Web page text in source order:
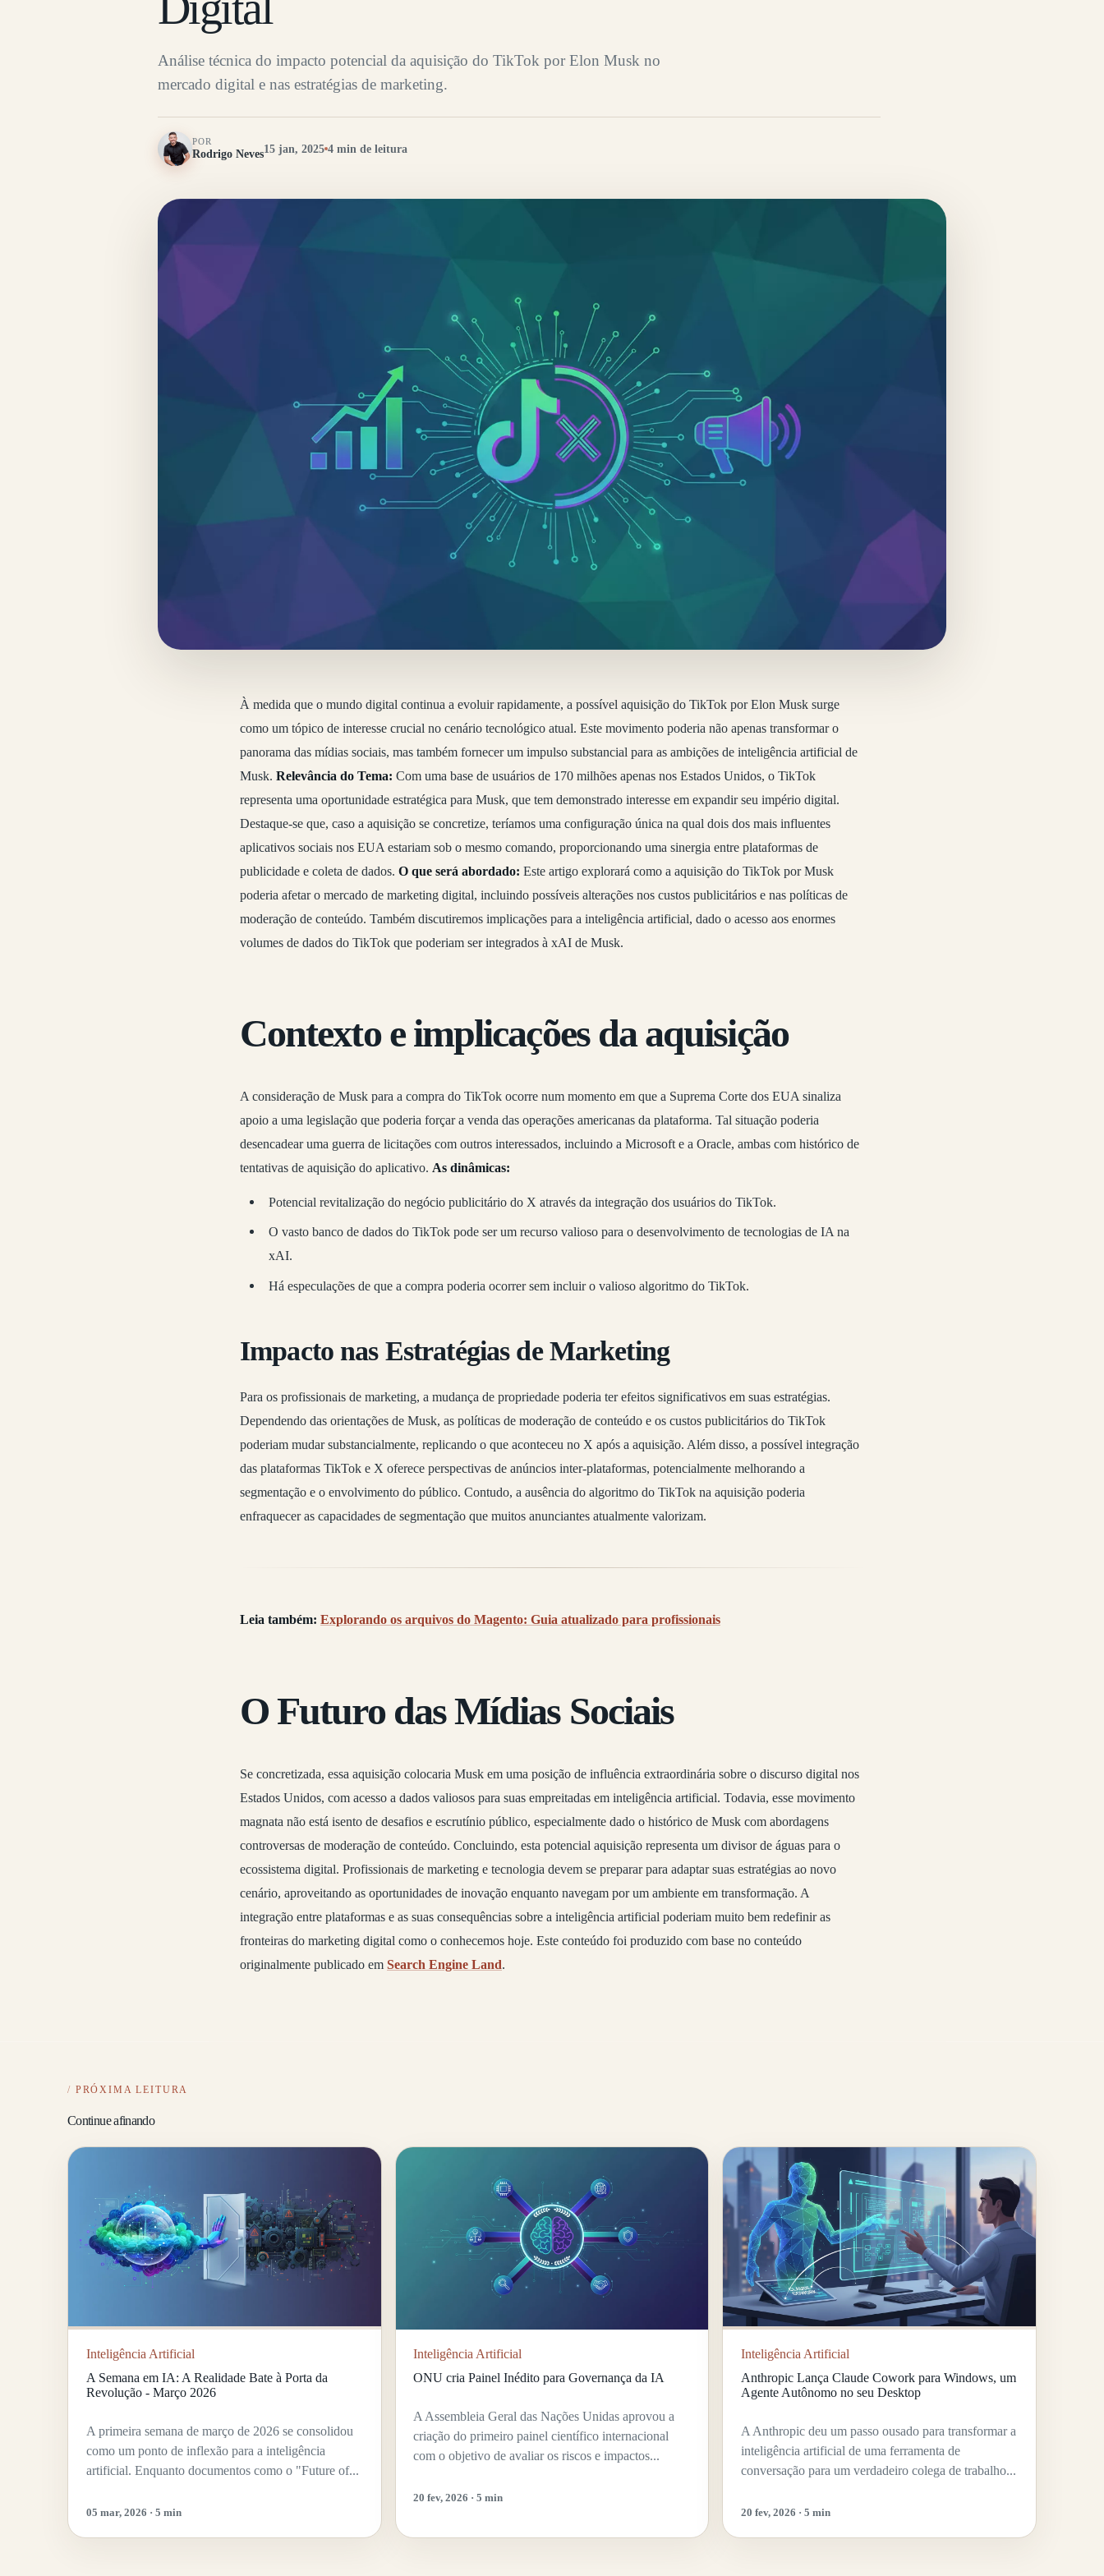
Análise técnica do impacto potencial da aquisição do TikTok por Elon Musk no
mercado digital e nas estratégias de marketing.
POR
Rodrigo Neves15 jan, 2025 4 min de leitura
À medida que o mundo digital continua a evoluir rapidamente, a possível aquisição do TikTok por Elon Musk surge
como um tópico de interesse crucial no cenário tecnológico atual. Este movimento poderia não apenas transformar o
panorama das mídias sociais, mas também fornecer um impulso substancial para as ambições de inteligência artificial de
Musk. Relevância do Tema: Com uma base de usuários de 170 milhões apenas nos Estados Unidos, o TikTok
representa uma oportunidade estratégica para Musk, que tem demonstrado interesse em expandir seu império digital.
Destaque-se que, caso a aquisição se concretize, teríamos uma configuração única na qual dois dos mais influentes
aplicativos sociais nos EUA estariam sob o mesmo comando, proporcionando uma sinergia entre plataformas de
publicidade e coleta de dados. O que será abordado: Este artigo explorará como a aquisição do TikTok por Musk
poderia afetar o mercado de marketing digital, incluindo possíveis alterações nos custos publicitários e nas políticas de
moderação de conteúdo. Também discutiremos implicações para a inteligência artificial, dado o acesso aos enormes
volumes de dados do TikTok que poderiam ser integrados à xAI de Musk.
Contexto e implicações da aquisição
A consideração de Musk para a compra do TikTok ocorre num momento em que a Suprema Corte dos EUA sinaliza
apoio a uma legislação que poderia forçar a venda das operações americanas da plataforma. Tal situação poderia
desencadear uma guerra de licitações com outros interessados, incluindo a Microsoft e a Oracle, ambas com histórico de
tentativas de aquisição do aplicativo. As dinâmicas:
Potencial revitalização do negócio publicitário do X através da integração dos usuários do TikTok.
O vasto banco de dados do TikTok pode ser um recurso valioso para o desenvolvimento de tecnologias de IA na
xAI.
Há especulações de que a compra poderia ocorrer sem incluir o valioso algoritmo do TikTok.
Impacto nas Estratégias de Marketing
Para os profissionais de marketing, a mudança de propriedade poderia ter efeitos significativos em suas estratégias.
Dependendo das orientações de Musk, as políticas de moderação de conteúdo e os custos publicitários do TikTok
poderiam mudar substancialmente, replicando o que aconteceu no X após a aquisição. Além disso, a possível integração
das plataformas TikTok e X oferece perspectivas de anúncios inter-plataformas, potencialmente melhorando a
segmentação e o envolvimento do público. Contudo, a ausência do algoritmo do TikTok na aquisição poderia
enfraquecer as capacidades de segmentação que muitos anunciantes atualmente valorizam.
Leia também: Explorando os arquivos do Magento: Guia atualizado para profissionais
O Futuro das Mídias Sociais
Se concretizada, essa aquisição colocaria Musk em uma posição de influência extraordinária sobre o discurso digital nos
Estados Unidos, com acesso a dados valiosos para suas empreitadas em inteligência artificial. Todavia, esse movimento
magnata não está isento de desafios e escrutínio público, especialmente dado o histórico de Musk com abordagens
controversas de moderação de conteúdo. Concluindo, esta potencial aquisição representa um divisor de águas para o
ecossistema digital. Profissionais de marketing e tecnologia devem se preparar para adaptar suas estratégias ao novo
cenário, aproveitando as oportunidades de inovação enquanto navegam por um ambiente em transformação. A
integração entre plataformas e as suas consequências sobre a inteligência artificial poderiam muito bem redefinir as
fronteiras do marketing digital como o conhecemos hoje. Este conteúdo foi produzido com base no conteúdo
originalmente publicado em Search Engine Land.
PRÓXIMA LEITURA
Continue afinando
Inteligência Artificial
A Semana em IA: A Realidade Bate à Porta da
Revolução - Março 2026
A primeira semana de março de 2026 se consolidou
como um ponto de inflexão para a inteligência
artificial. Enquanto documentos como o "Future of...
05 mar, 2026 · 5 min
Inteligência Artificial
ONU cria Painel Inédito para Governança da IA
A Assembleia Geral das Nações Unidas aprovou a
criação do primeiro painel científico internacional
com o objetivo de avaliar os riscos e impactos...
20 fev, 2026 · 5 min
Inteligência Artificial
Anthropic Lança Claude Cowork para Windows, um
Agente Autônomo no seu Desktop
A Anthropic deu um passo ousado para transformar a
inteligência artificial de uma ferramenta de
conversação para um verdadeiro colega de trabalho...
20 fev, 2026 · 5 min